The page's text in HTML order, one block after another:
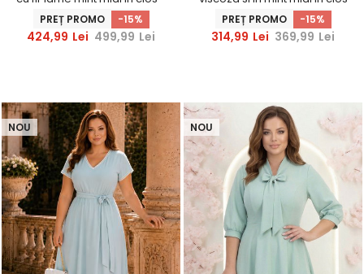
StarShinerS
PREȚ PROMO -15%
424,99 Lei 499,99 Lei
cu buzunare laterale -
StarShinerS
PREȚ PROMO -15%
314,99 Lei 369,99 Lei
NOU NOU